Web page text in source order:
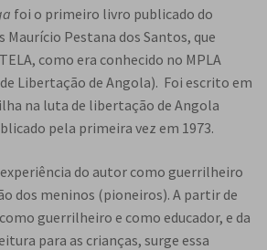
foi o primeiro livro publicado do
Pestana dos Santos, que
como era conhecido no MPLA
Libertação de Angola). Foi escrito em
na luta de libertação de Angola
pela primeira vez em 1973.
do autor como guerrilheiro
dos meninos (pioneiros). A partir de
guerrilheiro e como educador, e da
para as crianças, surge essa